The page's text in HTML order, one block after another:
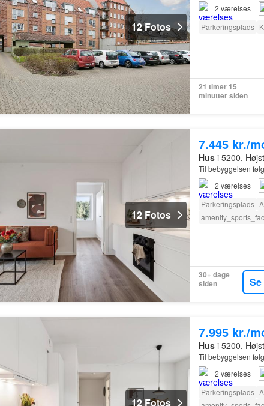
12 Fotos
2 værelses
Parkeringsplads
21 timer 15
minutter siden
12 Fotos
7.445 kr./
Husi 5200,
Til bebyggelsen
2 værelses
Parkeringsplads
30+ dage
siden
12 Fotos
7.995 kr./
Husi 5200,
Til bebyggelsen
2 værelses
Parkeringsplads